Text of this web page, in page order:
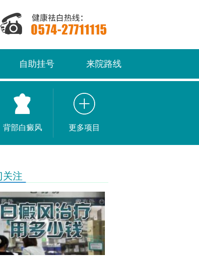
自助挂号 来院路线
背部白癜风 更多项目
关注